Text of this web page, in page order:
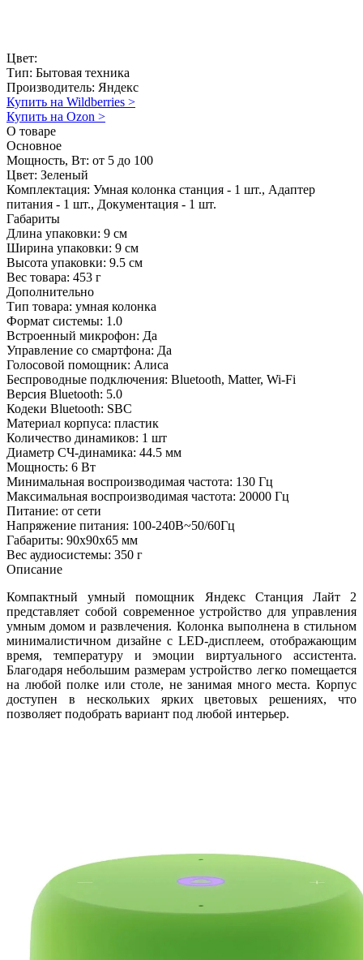
Цвет:
Тип: Бытовая техника
Производитель: Яндекс
Купить на Wildberries >
Купить на Ozon >
О товаре
Основное
Мощность, Вт: от 5 до 100
Цвет: Зеленый
Комплектация: Умная колонка станция - 1 шт., Адаптер
питания - 1 шт., Документация - 1 шт.
Габариты
Длина упаковки: 9 см
Ширина упаковки: 9 см
Высота упаковки: 9.5 см
Вес товара: 453 г
Дополнительно
Тип товара: умная колонка
Формат системы: 1.0
Встроенный микрофон: Да
Управление со смартфона: Да
Голосовой помощник: Алиса
Беспроводные подключения: Bluetooth, Matter, Wi-Fi
Версия Bluetooth: 5.0
Кодеки Bluetooth: SBC
Материал корпуса: пластик
Количество динамиков: 1 шт
Диаметр СЧ-динамика: 44.5 мм
Мощность: 6 Вт
Минимальная воспроизводимая частота: 130 Гц
Максимальная воспроизводимая частота: 20000 Гц
Питание: от сети
Напряжение питания: 100-240В~50/60Гц
Габариты: 90x90x65 мм
Вес аудиосистемы: 350 г
Описание
Компактный умный помощник Яндекс Станция Лайт 2
представляет собой современное устройство для управления
умным домом и развлечения. Колонка выполнена в стильном
минималистичном дизайне с LED-дисплеем, отображающим
время, температуру и эмоции виртуального ассистента.
Благодаря небольшим размерам устройство легко помещается
на любой полке или столе, не занимая много места. Корпус
доступен в нескольких ярких цветовых решениях, что
позволяет подобрать вариант под любой интерьер.